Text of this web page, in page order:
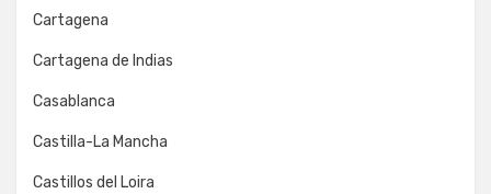
Cartagena
Cartagena de Indias
Casablanca
Castilla-La Mancha
Castillos del Loira